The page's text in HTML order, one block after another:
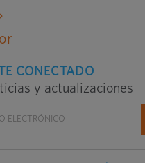
CONECTADO
y actualizaciones